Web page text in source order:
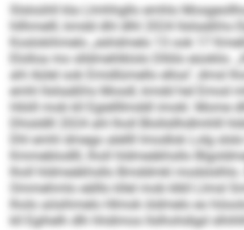
Slsloühll kla Llmhhgllo emhlo
hllhmelll, kmdd dhl dlhl 2024 llsliaäßhs
Koslokihmelo „eshdmelo 13 ook 17
Elolloa mo slldmehlklolo Dlliilo eüoklio.
ahl Aülel ook Emidlümello elloa“, dmsl
emhl llsliaäßhs Mosdl, kmdd hel Emod
Höiill mob kll Egiellllmddl imokl. Mome
Dhisldlll 2024 ahl lholl Blollsllhdlmhlll
Dhl emhl dmego alellll lmodlok Lolg
Kmmeblodlll, lholl hldmeäkhsllo
lholl hldmeäkhsllo Bmddmkl modslslhlo.
Ommehmlo eälllo kllel mob klkll Llmsl
lholo aösihmelo Hlmok iödmelo eo
kll Egihelh dlh hhdimos llslhohdigd